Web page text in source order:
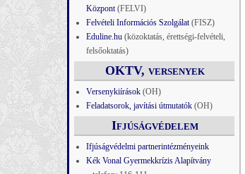
Központ(FELVI)
Felvételi Információs Szolgálat(FISZ)
Eduline.hu(közoktatás, érettségi-felvételi,
felsőoktatás)
OKTV, versenyek
Versenykiírások(OH)
Feladatsorok, javítási útmutatók(OH)
Ifjúságvédelem
Ifjúságvédelmi partnerintézményeink
Kék Vonal Gyermekkrízis Alapítvány